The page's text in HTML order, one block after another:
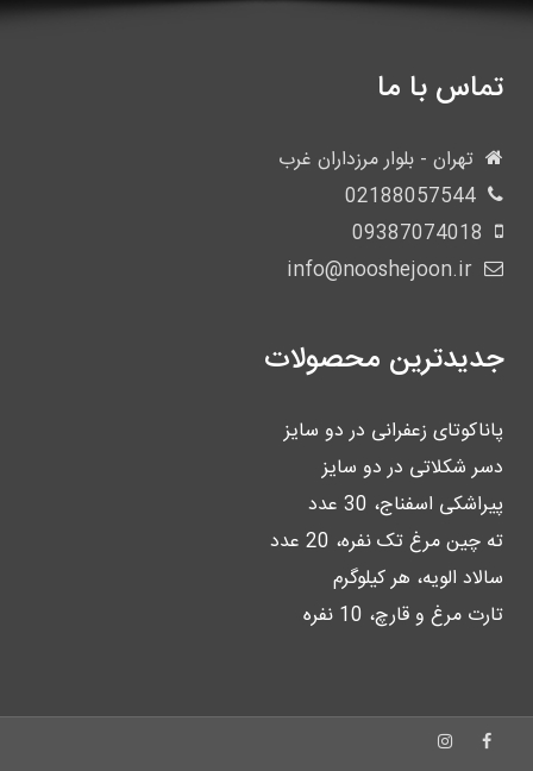
تماس با ما
تهران - بلوار مرزداران غرب
02188057544
09387074018
info@nooshejoon.ir
جدیدترین محصولات
پاناکوتای زعفرانی در دو سایز
دسر شکلاتی در دو سایز
پیراشکی اسفناج، 30 عدد
ته چین مرغ تک نفره، 20 عدد
سالاد الویه، هر کیلوگرم
تارت مرغ و قارچ، 10 نفره